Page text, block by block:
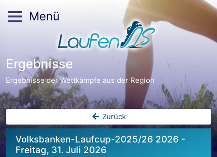
Menü
Ergebnisse
Ergebnisse der Wettkämpfe aus der Region
Zurück
Volksbanken-Laufcup-2025/26 2026 -
Freitag, 31. Juli 2026